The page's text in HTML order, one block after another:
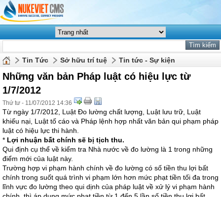
Tin Tức Sở hữu trí tuệ Tin tức - Sự kiện
Những văn bản Pháp luật có hiệu lực từ
1/7/2012
Thứ tư - 11/07/2012 14:36
Từ ngày 1/7/2012, Luật Đo lường chất lượng, Luật lưu trữ, Luật
khiếu nại, Luật tố cáo và Pháp lệnh hợp nhất văn bản qui phạm pháp
luật có hiệu lực thi hành.
* Lợi nhuận bất chính sẽ bị tịch thu.
Qui định cụ thể về kiểm tra Nhà nước về đo lường là 1 trong những
điểm mới của luật này.
Trường hợp vi phạm hành chính về đo lường có số tiền thu lợi bất
chính trong suốt quá trình vi phạm lớn hơn mức phạt tiền tối đa trong
lĩnh vực đo lường theo qui dịnh của pháp luật về xử lý vi phạm hành